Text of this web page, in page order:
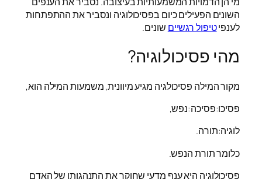
השונים הפעילים כיום בפסיכולוגיה ונסביר את ההתפתחות
לענפיטיפול רגשיים שונים.
מהי פסיכולוגיה?
מקור המילה פסיכולגיה מגיע מיוונית, משמעות המילה הוא,
פסיכו:פסיכה:נפש,
לוגיה:תורה.
כלומר תורת הנפש.
פסיכולוגיה היא ענף מדעי שחוקר את התנהגותו של האדם